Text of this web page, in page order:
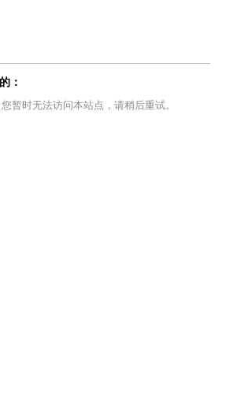
：
暂时无法访问本站点，请稍后重试。